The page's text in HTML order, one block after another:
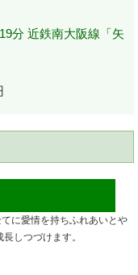
分 近鉄南大阪線「矢
に愛情を持ちふれあいとや
しつづけます。